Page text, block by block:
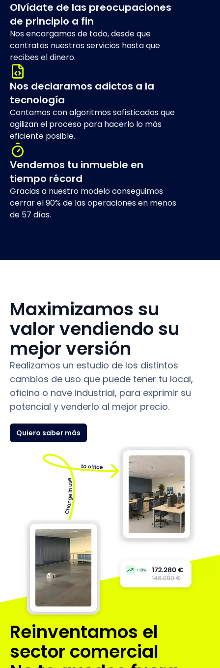
Olvídate de las preocupaciones
de principio a fin
Nos encargamos de todo, desde que
contratas nuestros servicios hasta que
recibes el dinero.
Nos declaramos adictos a la
tecnología
Contamos con algoritmos sofisticados que
agilizan el proceso para hacerlo lo más
eficiente posible.
Vendemos tu inmueble en
tiempo récord
Gracias a nuestro modelo conseguimos
cerrar el 90% de las operaciones en menos
de 57 días.
Maximizamos su
valor vendiendo su
mejor versión
Realizamos un estudio de los distintos
cambios de uso que puede tener tu local,
oficina o nave industrial, para exprimir su
potencial y venderlo al mejor precio.
Quiero saber más
Reinventamos el
sector comercial